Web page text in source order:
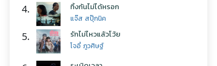
4. ทิ้งกันไม่ได้หรอก
แจ๊ส สปุ๊กนิค
5. รักไม่ไหวแล้วโว้ย
โจอี้ ภูวศิษฐ์